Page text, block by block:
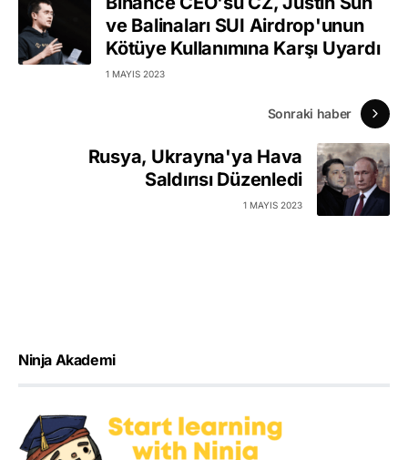
ve Balinaları SUI Airdrop'unun
Kötüye Kullanımına Karşı Uyardı
1 MAYIS 2023
Sonraki haber
Rusya, Ukrayna'ya Hava
Saldırısı Düzenledi
1 MAYIS 2023
Ninja Akademi